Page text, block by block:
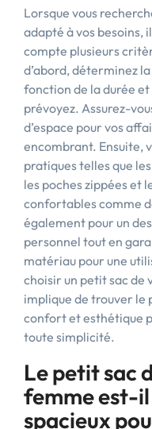
Lorsque vous
adapté à vos besoins,
compte plusieurs
d’abord, déterminez
fonction de la durée et
prévoyez. Assurez-
d’espace pour vos
encombrant. Ensuite,
pratiques telles que
les poches zippées et
confortables comme
également pour un
personnel tout en
matériau pour une
choisir un petit sac de
implique de trouver
confort et esthétique
toute simplicité.
Le petit sac
femme est-
spacieux